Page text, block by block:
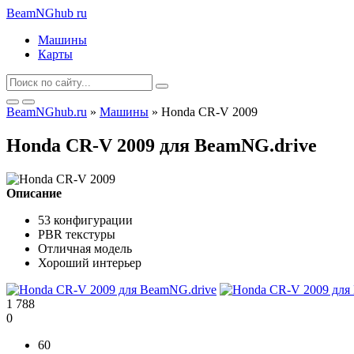
BeamNGhub ru
Машины
Карты
BeamNGhub.ru » Машины » Honda CR-V 2009
Honda CR-V 2009 для BeamNG.drive
Описание
53 конфигурации
PBR текстуры
Отличная модель
Хороший интерьер
1 788
0
60